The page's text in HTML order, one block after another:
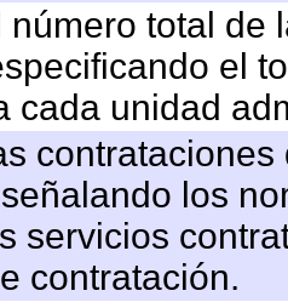
número total de
el
cada unidad
los
servicios
contratación.